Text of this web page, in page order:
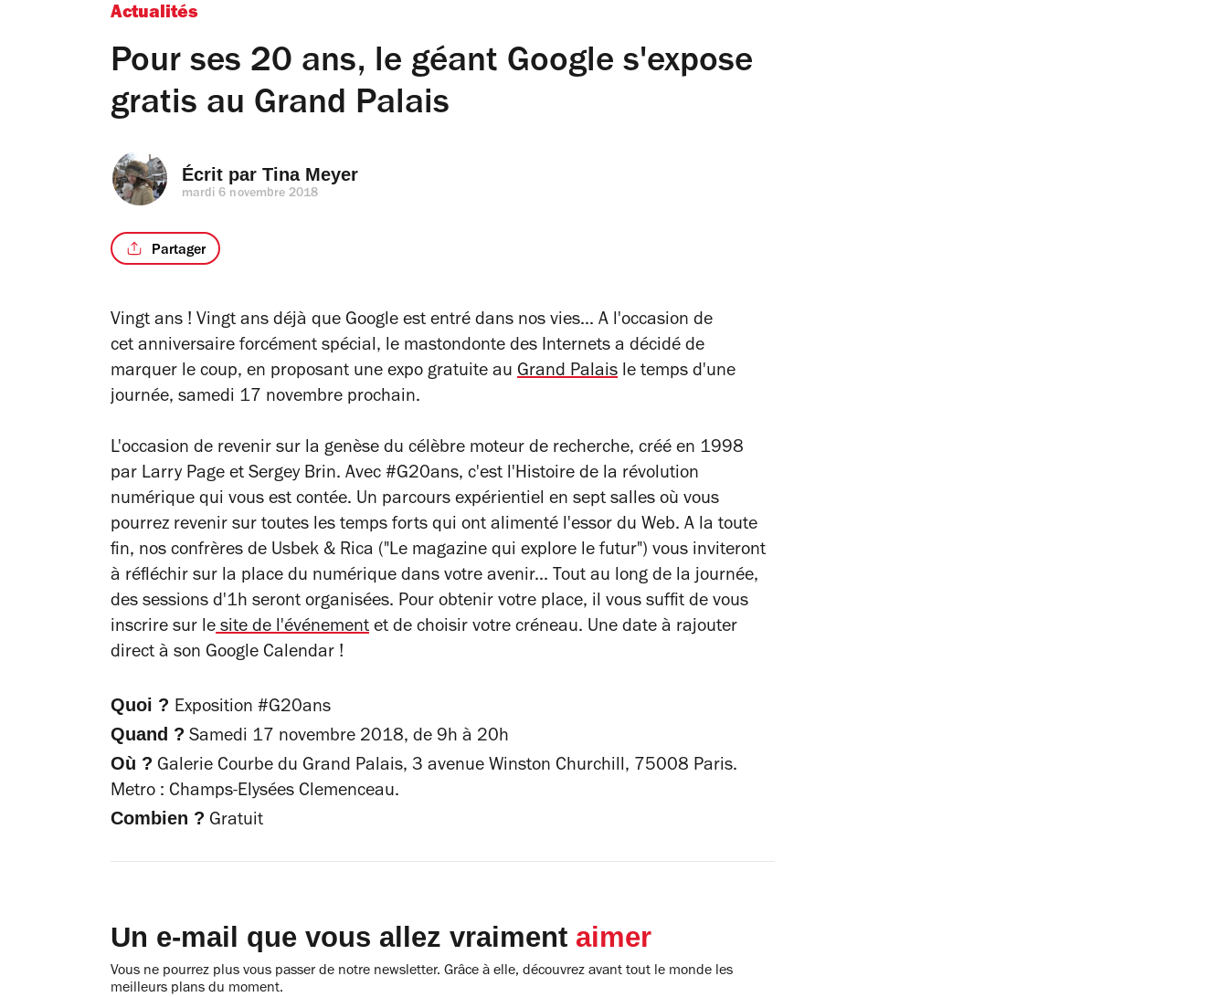
Actualités
Pour ses 20 ans, le géant Google s'expose
gratis au Grand Palais
Écrit par Tina Meyer
mardi 6 novembre 2018
Partager
Vingt ans ! Vingt ans déjà que Google est entré dans nos vies... A l'occasion de
cet anniversaire forcément spécial, le mastondonte des Internets a décidé de
marquer le coup, en proposant une expo gratuite au Grand Palais le temps d'une
journée, samedi 17 novembre prochain.
L'occasion de revenir sur la genèse du célèbre moteur de recherche, créé en 1998
par Larry Page et Sergey Brin. Avec #G20ans, c'est l'Histoire de la révolution
numérique qui vous est contée. Un parcours expérientiel en sept salles où vous
pourrez revenir sur toutes les temps forts qui ont alimenté l'essor du Web. A la toute
fin, nos confrères de Usbek & Rica ("Le magazine qui explore le futur") vous inviteront
à réfléchir sur la place du numérique dans votre avenir... Tout au long de la journée,
des sessions d'1h seront organisées. Pour obtenir votre place, il vous suffit de vous
inscrire sur le site de l'événement et de choisir votre créneau. Une date à rajouter
direct à son Google Calendar !
Quoi ? Exposition #G20ans
Quand ? Samedi 17 novembre 2018, de 9h à 20h
Où ? Galerie Courbe du Grand Palais, 3 avenue Winston Churchill, 75008 Paris.
Metro : Champs-Elysées Clemenceau.
Combien ? Gratuit
Un e-mail que vous allez vraiment aimer
Vous ne pourrez plus vous passer de notre newsletter. Grâce à elle, découvrez avant tout le monde les
meilleurs plans du moment.